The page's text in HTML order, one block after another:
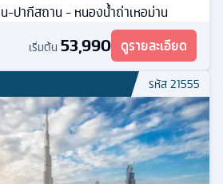
-ปากีสถาน - หนองน้ำถ่าเหอม่าน
เริ่มต้น 53,990 ดูรายละเอียด
รหัส21555